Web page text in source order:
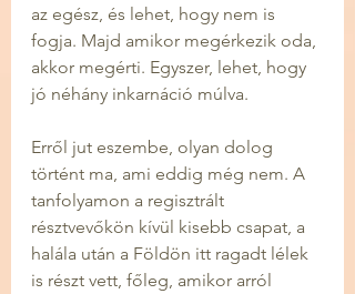
az egész, és lehet, hogy nem is
fogja. Majd amikor megérkezik oda,
akkor megérti. Egyszer, lehet, hogy
jó néhány inkarnáció múlva.
Erről jut eszembe, olyan dolog
történt ma, ami eddig még nem. A
tanfolyamon a regisztrált
résztvevőkön kívül kisebb csapat, a
halála után a Földön itt ragadt lélek
is részt vett, főleg, amikor arról